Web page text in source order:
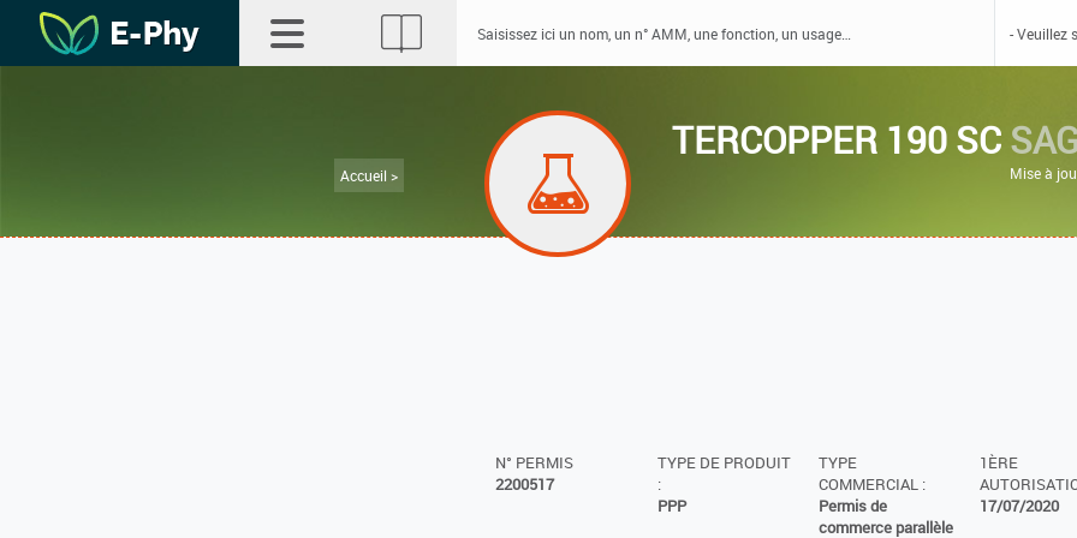
Accueil >
TERCOPPER 190 SC
Mise à
N° PERMIS
2200517
TYPE DE PRODUIT
:
PPP
TYPE
COMMERCIAL :
Permis de
commerce parallèle
1ÈRE
17/07/2020